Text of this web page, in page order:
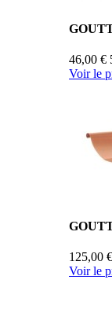
46,00 €
Voir le
125,00 €
Voir le